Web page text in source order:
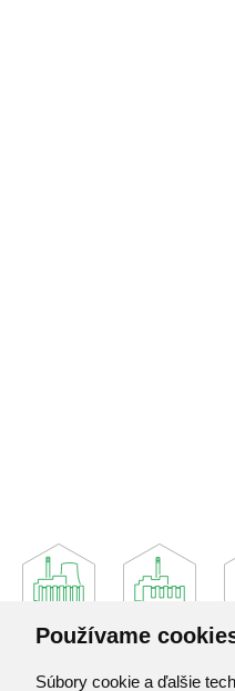
Používame
Súbory cookie a ďalšie